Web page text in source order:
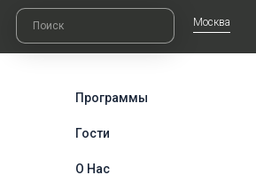
Москва
Программы
Гости
О Нас